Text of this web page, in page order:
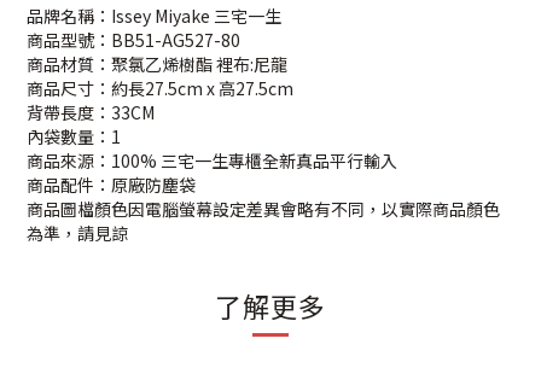
品牌名稱：Issey Miyake 三宅一生
商品型號：BB51-AG527-80
商品材質：聚氯乙烯樹酯 裡布:尼龍
商品尺寸：約長27.5cm x 高27.5cm
背帶長度：33CM
內袋數量：1
商品來源：100% 三宅一生專櫃全新真品平行輸入
商品配件：原廠防塵袋
商品圖檔顏色因電腦螢幕設定差異會略有不同，以實際商品顏色
為準，請見諒
了解更多